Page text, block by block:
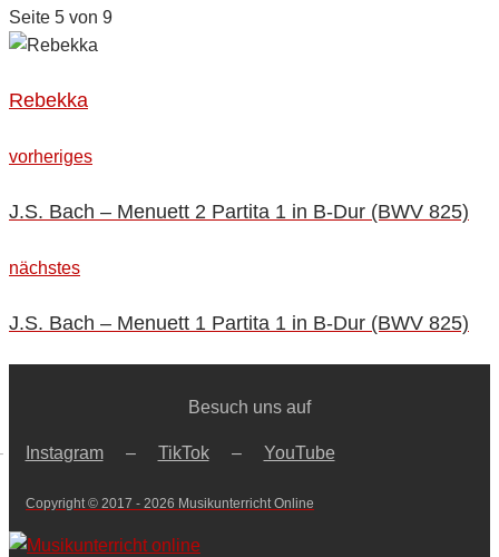
Seite 5 von 9
Rebekka
Beitragsnavigation
vorheriges
vorheriges
J.S. Bach – Menuett 2 Partita 1 in B-Dur (BWV 825)
nächstes
nächstes
J.S. Bach – Menuett 1 Partita 1 in B-Dur (BWV 825)
Besuch uns auf
Instagram– TikTok– YouTube
Copyright © 2017 - 2026 Musikunterricht Online